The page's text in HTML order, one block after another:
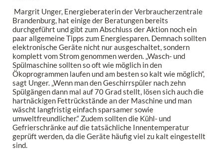
Margrit Unger, Energieberaterin der Verbraucherzentrale
Brandenburg, hat einige der Beratungen bereits
durchgeführt und gibt zum Abschluss der Aktion noch ein
paar allgemeine Tipps zum Energiesparen. Demnach sollten
elektronische Geräte nicht nur ausgeschaltet, sondern
komplett vom Strom genommen werden. „Wasch- und
Spülmaschine sollten so oft wie möglich in den
Ökoprogrammen laufen und am besten so kalt wie möglich“,
sagt Unger. „Wenn man den Geschirrspüler nach zehn
Spülgängen dann mal auf 70 Grad stellt, lösen sich auch die
hartnäckigen Fettrückstände an der Maschine und man
wäscht langfristig einfach sparsamer sowie
umweltfreundlicher.“ Zudem sollten die Kühl- und
Gefrierschränke auf die tatsächliche Innentemperatur
geprüft werden, da die Geräte häufig viel zu kalt eingestellt
sind.